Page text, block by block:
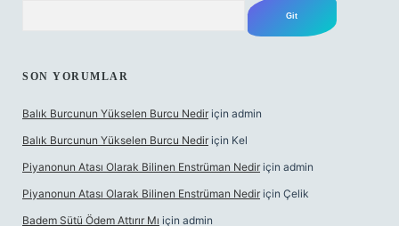
SON YORUMLAR
Balık Burcunun Yükselen Burcu Nedir için admin
Balık Burcunun Yükselen Burcu Nedir için Kel
Piyanonun Atası Olarak Bilinen Enstrüman Nedir için admin
Piyanonun Atası Olarak Bilinen Enstrüman Nedir için Çelik
Badem Sütü Ödem Attırır Mı için admin